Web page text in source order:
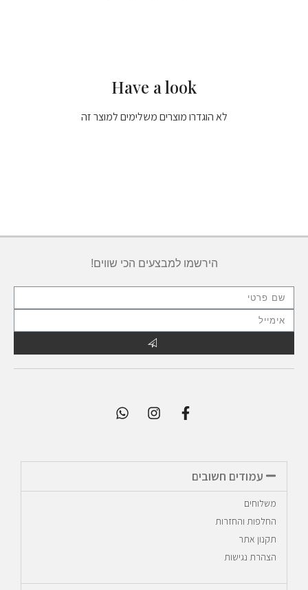
Have a look
לא הוגדרו מוצרים משלימים למוצר זה
הירשמו למבצעים הכי שווים!
עמודים חשובים
משלוחים
החלפות והחזרות
תקנון אתר
הצהרת נגישות